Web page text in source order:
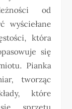
od
wyściełane
która
się
Pianka
tworząc
które
sprzętu